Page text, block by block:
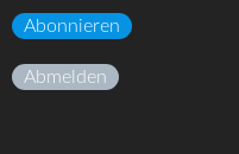
Abonnieren
Abmelden